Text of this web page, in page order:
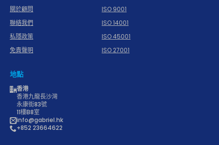
關於顧問
聯絡我們
私隱政策
免責聲明
ISO 9001
ISO 14001
ISO 45001
ISO 27001
地點
香港
香港九龍長沙灣
永康街83號
11樓B8室
info@gabriel.hk
+852 23664622